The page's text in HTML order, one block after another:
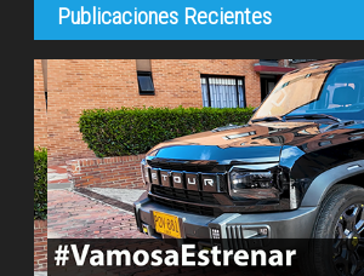
Publicaciones Recientes